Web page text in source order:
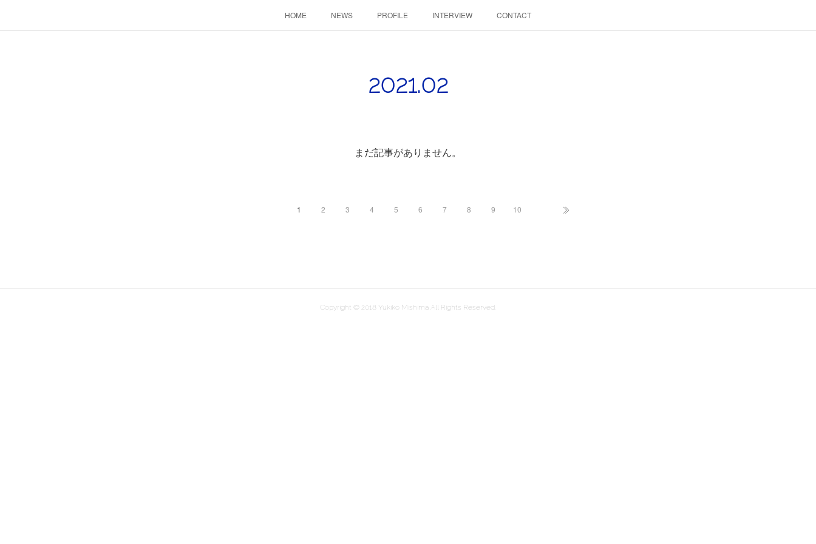
HOME NEWS PROFILE INTERVIEW CONTACT
2021.02
まだ記事がありません。
1 2 3 4 5 6 7 8 9 10
Copyright © 2018 Yukiko Mishima All Rights Reserved.